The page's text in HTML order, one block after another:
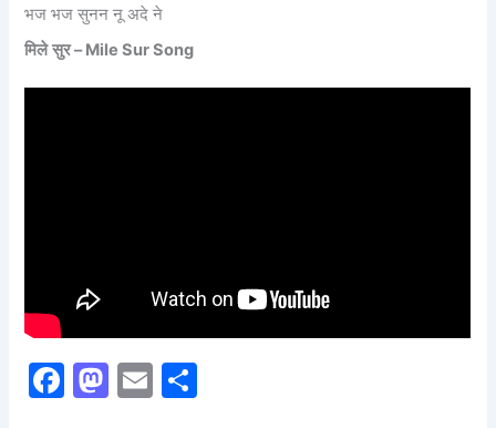
भज भज सुनन नू अदे ने
मिले सुर– Mile Sur Song
F
M E